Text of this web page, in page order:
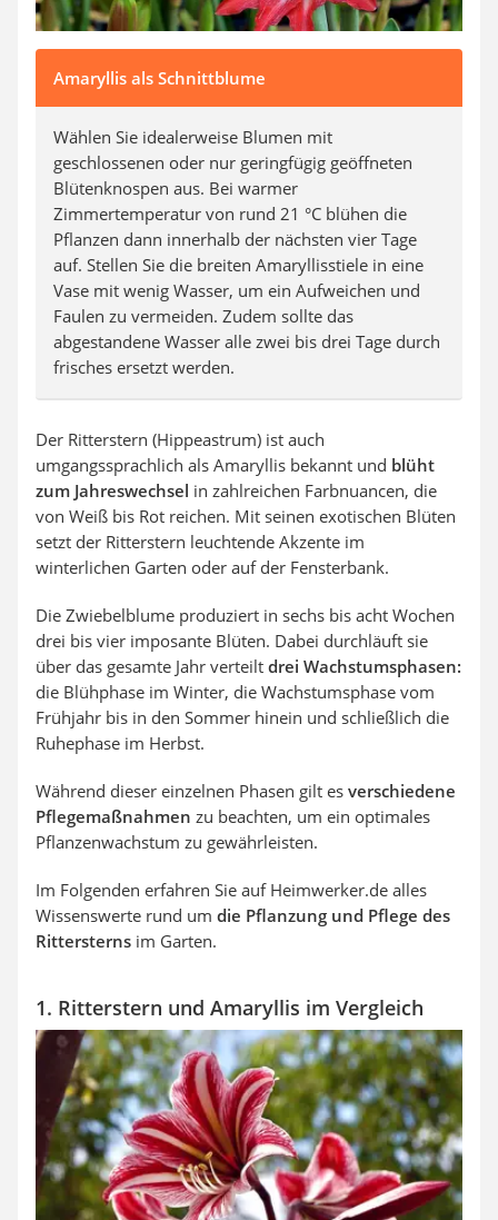
Amaryllis als Schnittblume
Wählen Sie idealerweise Blumen mit
geschlossenen oder nur geringfügig geöffneten
Blütenknospen aus. Bei warmer
Zimmertemperatur von rund 21 °C blühen die
Pflanzen dann innerhalb der nächsten vier Tage
auf. Stellen Sie die breiten Amaryllisstiele in eine
Vase mit wenig Wasser, um ein Aufweichen und
Faulen zu vermeiden. Zudem sollte das
abgestandene Wasser alle zwei bis drei Tage durch
frisches ersetzt werden.
Der Ritterstern (Hippeastrum) ist auch
umgangssprachlich als Amaryllis bekannt und blüht
zum Jahreswechsel in zahlreichen Farbnuancen, die
von Weiß bis Rot reichen. Mit seinen exotischen Blüten
setzt der Ritterstern leuchtende Akzente im
winterlichen Garten oder auf der Fensterbank.
Die Zwiebelblume produziert in sechs bis acht Wochen
drei bis vier imposante Blüten. Dabei durchläuft sie
über das gesamte Jahr verteilt drei Wachstumsphasen:
die Blühphase im Winter, die Wachstumsphase vom
Frühjahr bis in den Sommer hinein und schließlich die
Ruhephase im Herbst.
Während dieser einzelnen Phasen gilt es verschiedene
Pflegemaßnahmen zu beachten, um ein optimales
Pflanzenwachstum zu gewährleisten.
Im Folgenden erfahren Sie auf Heimwerker.de alles
Wissenswerte rund um die Pflanzung und Pflege des
Rittersterns im Garten.
1. Ritterstern und Amaryllis im Vergleich